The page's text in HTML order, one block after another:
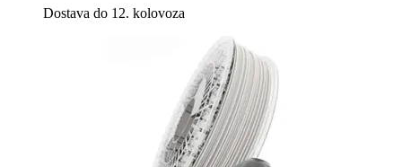
Dostava do 12. kolovoza